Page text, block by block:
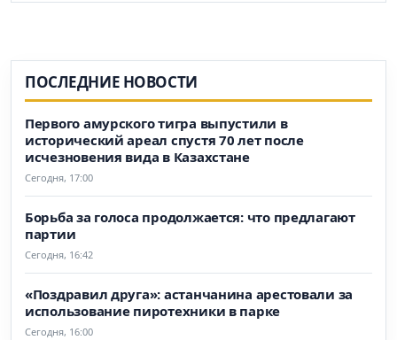
ПОСЛЕДНИЕ НОВОСТИ
Первого амурского тигра выпустили в
исторический ареал спустя 70 лет после
исчезновения вида в Казахстане
Сегодня, 17:00
Борьба за голоса продолжается: что предлагают
партии
Сегодня, 16:42
«Поздравил друга»: астанчанина арестовали за
использование пиротехники в парке
Сегодня, 16:00